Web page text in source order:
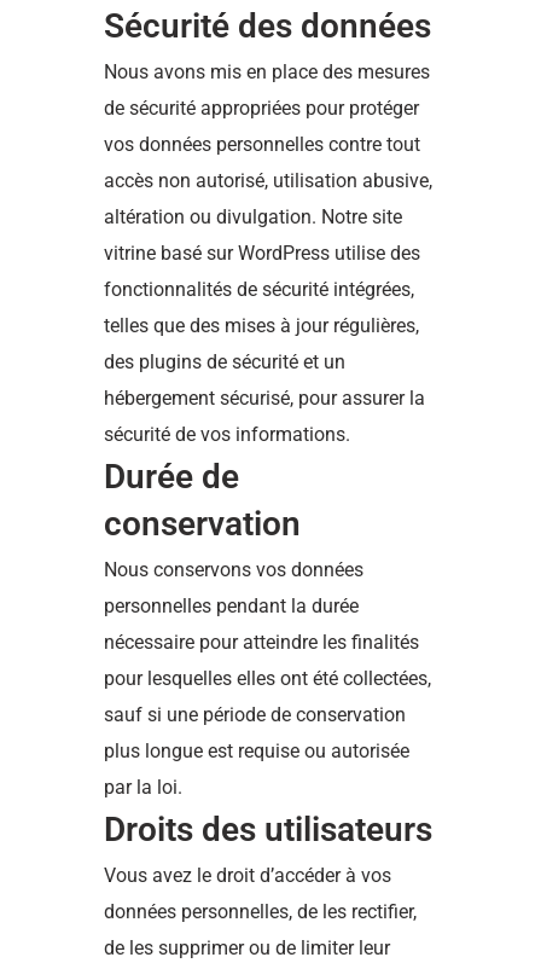
Sécurité des données
Nous avons mis en place des mesures
de sécurité appropriées pour protéger
vos données personnelles contre tout
accès non autorisé, utilisation abusive,
altération ou divulgation. Notre site
vitrine basé sur WordPress utilise des
fonctionnalités de sécurité intégrées,
telles que des mises à jour régulières,
des plugins de sécurité et un
hébergement sécurisé, pour assurer la
sécurité de vos informations.
Durée de
conservation
Nous conservons vos données
personnelles pendant la durée
nécessaire pour atteindre les finalités
pour lesquelles elles ont été collectées,
sauf si une période de conservation
plus longue est requise ou autorisée
par la loi.
Droits des utilisateurs
Vous avez le droit d’accéder à vos
données personnelles, de les rectifier,
de les supprimer ou de limiter leur